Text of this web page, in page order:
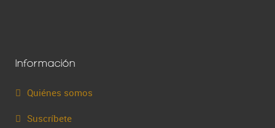
Información
Quiénes somos
Suscríbete